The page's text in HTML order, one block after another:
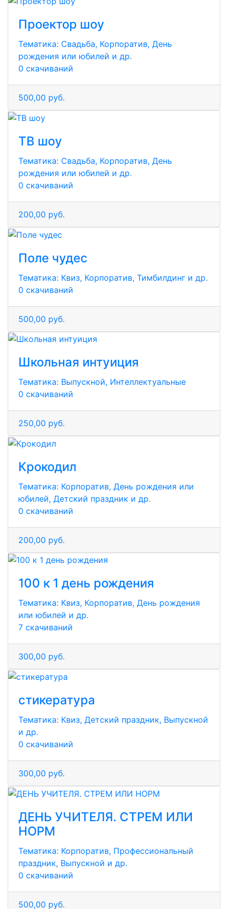
Проектор шоу
Тематика: Свадьба, Корпоратив, День
рождения или юбилей и др.
0 скачиваний
500,00 руб.
ТВ шоу
Тематика: Свадьба, Корпоратив, День
рождения или юбилей и др.
0 скачиваний
200,00 руб.
Поле чудес
Тематика: Квиз, Корпоратив, Тимбилдинг и др.
0 скачиваний
500,00 руб.
Школьная интуиция
Тематика: Выпускной, Интеллектуальные
0 скачиваний
250,00 руб.
Крокодил
Тематика: Корпоратив, День рождения или
юбилей, Детский праздник и др.
0 скачиваний
200,00 руб.
100 к 1 день рождения
Тематика: Квиз, Корпоратив, День рождения
или юбилей и др.
7 скачиваний
300,00 руб.
стикература
Тематика: Квиз, Детский праздник, Выпускной
и др.
0 скачиваний
300,00 руб.
ДЕНЬ УЧИТЕЛЯ. СТРЕМ ИЛИ
НОРМ
Тематика: Корпоратив, Профессиональный
праздник, Выпускной и др.
0 скачиваний
500,00 руб.